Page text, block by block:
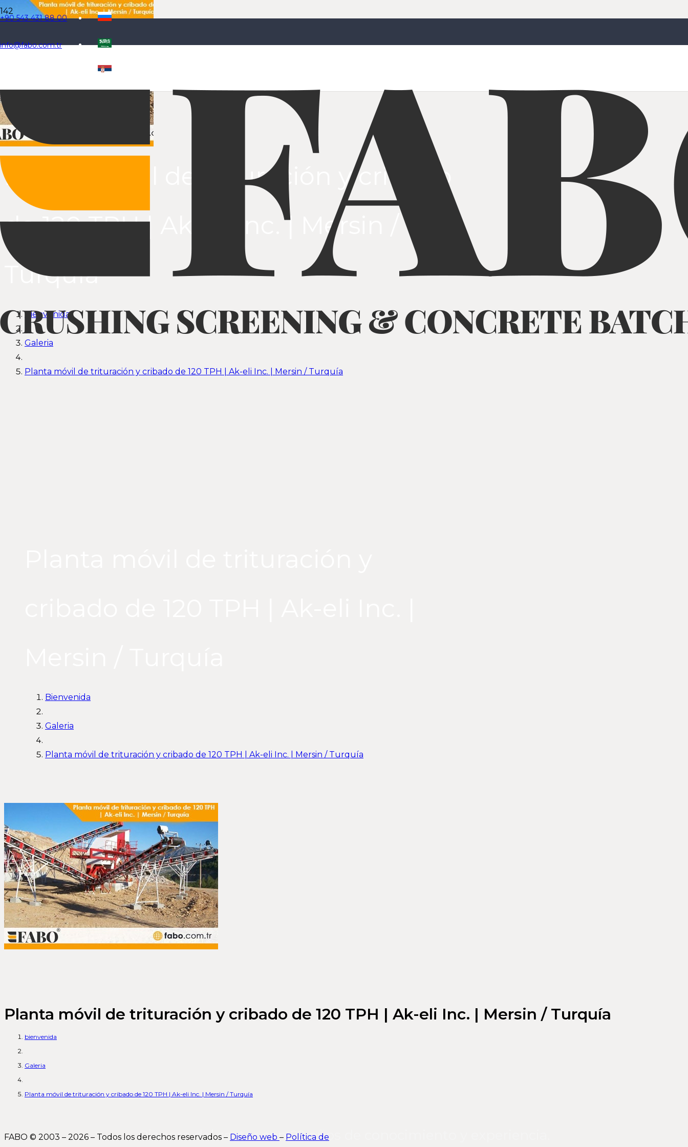
+90 543 431 88 00
info@fabo.com.tr
Seleccione el idioma
Planta móvil de trituración y cribado
de 120 TPH | Ak-eli Inc. | Mersin /
Turquía
Bienvenida
Galeria
Planta móvil de trituración y cribado de 120 TPH | Ak-eli Inc. | Mersin / Turquía
Bienvenida
Galeria
Planta móvil de trituración y cribado de 120 TPH | Ak-eli Inc. | Mersin / Turquía
Planta móvil de trituración y cribado de 120 TPH | Ak-eli Inc. | Mersin / Turquía
bienvenida
Galeria
Planta móvil de trituración y cribado de 120 TPH | Ak-eli Inc. | Mersin / Turquía
Pionero del sector con 22 años de conocimiento y experiencia.
FABO © 2003 – 2026 – Todos los derechos reservados – Diseño web – Política de